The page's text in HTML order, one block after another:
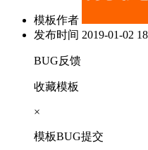
模板作者
发布时间 2019-01-02
BUG反馈
收藏模板
×
模板BUG提交